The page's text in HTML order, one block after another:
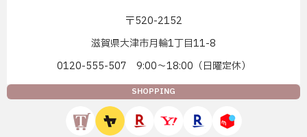
〒520-2152
滋賀県大津市月輪1丁目11-8
0120-555-507 9:00〜18:00（日曜定休）
SHOPPING